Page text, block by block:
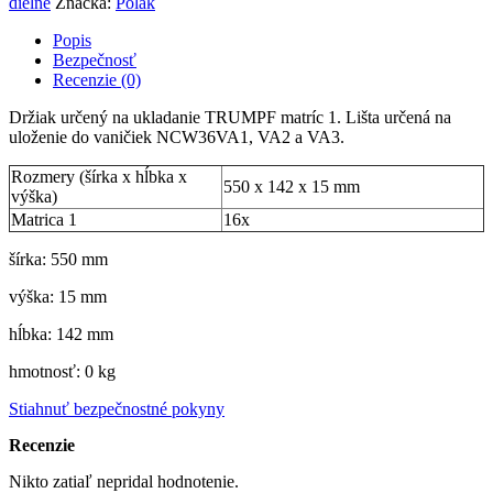
Popis
Bezpečnosť
Recenzie (0)
Držiak určený na ukladanie TRUMPF matríc 1. Lišta určená na
uloženie do vaničiek NCW36VA1, VA2 a VA3.
Rozmery (šírka x hĺbka x
výška)
550 x 142 x 15 mm
Matrica 1
16x
šírka: 550 mm
výška: 15 mm
hĺbka: 142 mm
hmotnosť: 0 kg
Stiahnuť bezpečnostné pokyny
Recenzie
Nikto zatiaľ nepridal hodnotenie.